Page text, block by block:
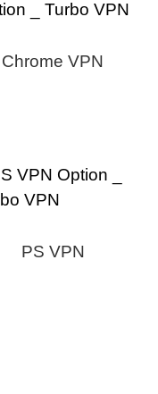
Chrome VPN
PS VPN